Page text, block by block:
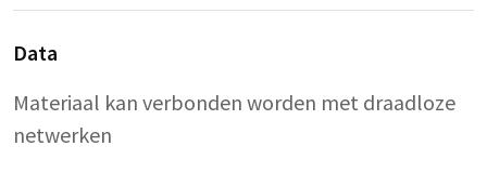
Data
Materiaal kan verbonden worden met draadloze
netwerken